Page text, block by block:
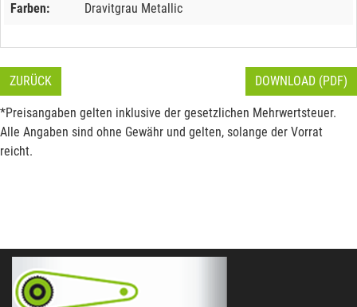
Farben: Dravitgrau Metallic
ZURÜCK DOWNLOAD (PDF)
*Preisangaben gelten inklusive der gesetzlichen Mehrwertsteuer.
Alle Angaben sind ohne Gewähr und gelten, solange der Vorrat
reicht.